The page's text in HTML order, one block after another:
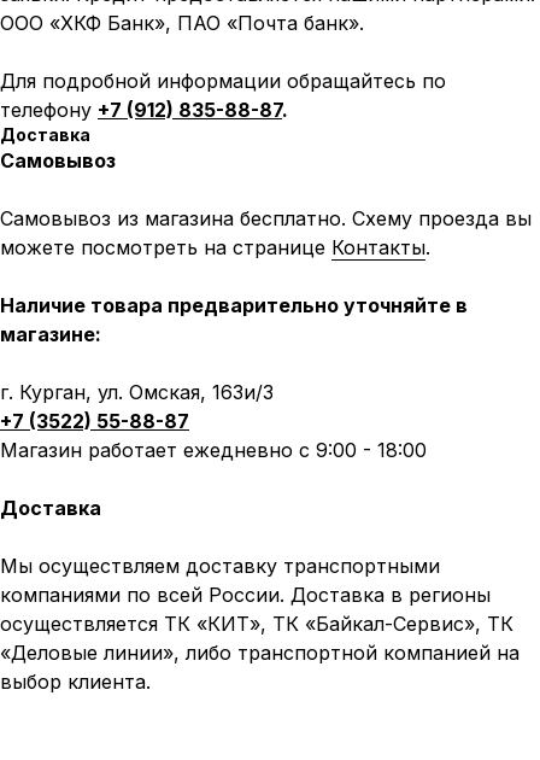
ООО «ХКФ Банк», ПАО «Почта банк».
Для подробной информации обращайтесь по
телефону +7 (912) 835-88-87.
Доставка
Самовывоз
Самовывоз из магазина бесплатно. Схему проезда вы
можете посмотреть на странице Контакты.
Наличие товара предварительно уточняйте в
магазине:
г. Курган, ул. Омская, 163и/3
+7 (3522) 55-88-87
Магазин работает ежедневно с 9:00 - 18:00
Доставка
Мы осуществляем доставку транспортными
компаниями по всей России. Доставка в регионы
осуществляется ТК «КИТ», ТК «Байкал-Сервис», ТК
«Деловые линии», либо транспортной компанией на
выбор клиента.